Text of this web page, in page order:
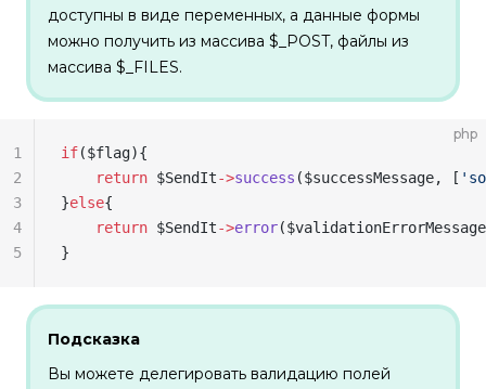
доступны в виде переменных, а данные формы
можно получить из массива $_POST, файлы из
массива $_FILES.
php
if($flag){
    return
$SendIt->success ($successMessage, [
}else{
    return
$SendIt->error($validationErrorMessage
}
1
2
3
4
5
Подсказка
Вы можете делегировать валидацию полей